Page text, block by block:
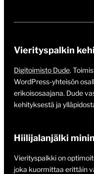
Vierityspalkin
Digitoimisto Dude.
WordPress-yhteisön
erikoisosaajana. Dude
kehityksestä ja
Hiilijalanjälki
Vierityspalkki on
joka kuormittaa erittäin